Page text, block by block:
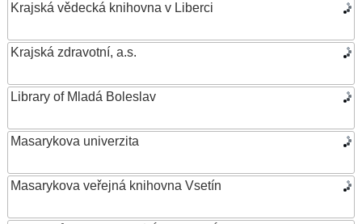
Krajská vědecká knihovna v Liberci
Krajská zdravotní, a.s.
Library of Mladá Boleslav
Masarykova univerzita
Masarykova veřejná knihovna Vsetín